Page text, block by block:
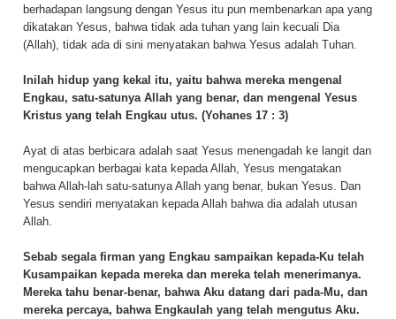
berhadapan langsung dengan Yesus itu pun membenarkan apa yang
dikatakan Yesus, bahwa tidak ada tuhan yang lain kecuali Dia
(Allah), tidak ada di sini menyatakan bahwa Yesus adalah Tuhan.
Inilah hidup yang kekal itu, yaitu bahwa mereka mengenal
Engkau, satu-satunya Allah yang benar, dan mengenal Yesus
Kristus yang telah Engkau utus. (Yohanes 17 : 3)
Ayat di atas berbicara adalah saat Yesus menengadah ke langit dan
mengucapkan berbagai kata kepada Allah, Yesus mengatakan
bahwa Allah-lah satu-satunya Allah yang benar, bukan Yesus. Dan
Yesus sendiri menyatakan kepada Allah bahwa dia adalah utusan
Allah.
Sebab segala firman yang Engkau sampaikan kepada-Ku telah
Kusampaikan kepada mereka dan mereka telah menerimanya.
Mereka tahu benar-benar, bahwa Aku datang dari pada-Mu, dan
mereka percaya, bahwa Engkaulah yang telah mengutus Aku.